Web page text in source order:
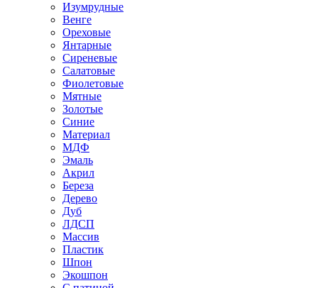
Изумрудные
Венге
Ореховые
Янтарные
Сиреневые
Салатовые
Фиолетовые
Мятные
Золотые
Синие
Материал
МДФ
Эмаль
Акрил
Береза
Дерево
Дуб
ЛДСП
Массив
Пластик
Шпон
Экошпон